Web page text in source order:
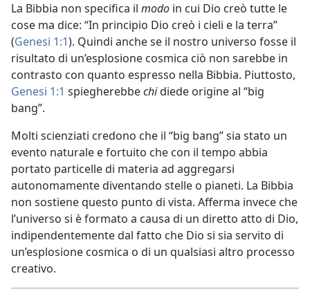
La Bibbia non specifica il modo in cui Dio creò tutte le
cose ma dice: “In principio Dio creò i cieli e la terra”
(Genesi 1:1). Quindi anche se il nostro universo fosse il
risultato di un’esplosione cosmica ciò non sarebbe in
contrasto con quanto espresso nella Bibbia. Piuttosto,
Genesi 1:1 spiegherebbechidiede origine al “big
bang”.
Molti scienziati credono che il “big bang” sia stato un
evento naturale e fortuito che con il tempo abbia
portato particelle di materia ad aggregarsi
autonomamente diventando stelle o pianeti. La Bibbia
non sostiene questo punto di vista. Afferma invece che
l’universo si è formato a causa di un diretto atto di Dio,
indipendentemente dal fatto che Dio si sia servito di
un’esplosione cosmica o di un qualsiasi altro processo
creativo.